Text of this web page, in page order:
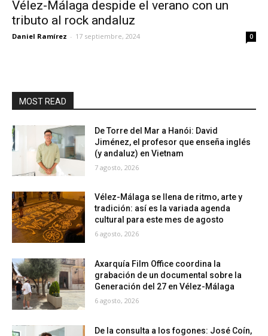
Vélez-Málaga despide el verano con un
tributo al rock andaluz
Daniel Ramírez - 17 septiembre, 2024 0
MOST READ
De Torre del Mar a Hanói: David
Jiménez, el profesor que enseña inglés
(y andaluz) en Vietnam
7 agosto, 2026
Vélez-Málaga se llena de ritmo, arte y
tradición: así es la variada agenda
cultural para este mes de agosto
6 agosto, 2026
Axarquía Film Office coordina la
grabación de un documental sobre la
Generación del 27 en Vélez-Málaga
6 agosto, 2026
De la consulta a los fogones: José Coín,